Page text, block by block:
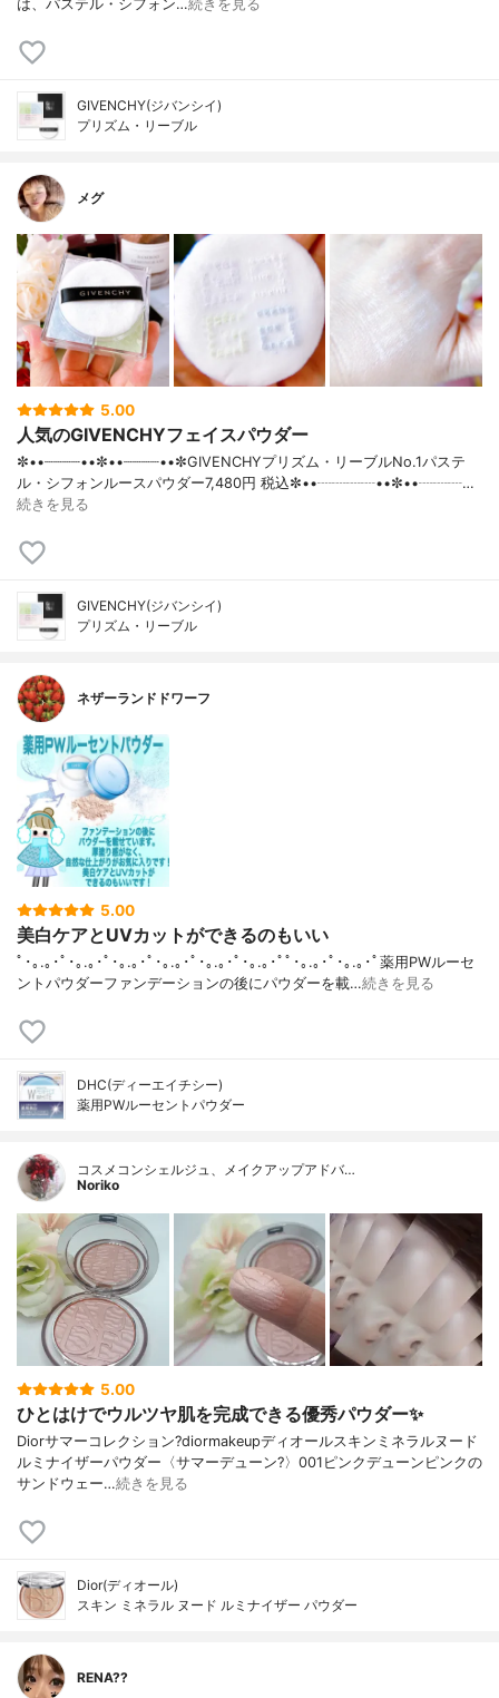
は、パステル・シフォン…続きを見る
GIVENCHY(ジバンシイ)
プリズム・リーブル
メグ
5.00
人気のGIVENCHYフェイスパウダー
✼••┈┈┈┈••✼••┈┈┈┈••✼GIVENCHYプリズム・リーブルNo.1パステ
ル・シフォンルースパウダー7,480円 税込✼••┈┈┈┈••✼••┈┈┈…
続きを見る
GIVENCHY(ジバンシイ)
プリズム・リーブル
ネザーランドドワーフ
5.00
美白ケアとUVカットができるのもいい
ﾟ･｡.｡･ﾟ･｡.｡･ﾟ･｡.｡･ﾟ･｡.｡･ﾟ･｡.｡･ﾟ･｡.｡･ﾟﾟ･｡.｡･ﾟ･｡.｡･ﾟ薬用PWルーセ
ントパウダーファンデーションの後にパウダーを載…続きを見る
DHC(ディーエイチシー)
薬用PWルーセントパウダー
コスメコンシェルジュ、メイクアップアドバ…
Noriko
5.00
ひとはけでウルツヤ肌を完成できる優秀パウダー✨
Diorサマーコレクション?diormakeupディオールスキンミネラルヌード
ルミナイザーパウダー〈サマーデューン?️〉001ピンクデューンピンクの
サンドウェー…続きを見る
Dior(ディオール)
スキン ミネラル ヌード ルミナイザー パウダー
RENA??